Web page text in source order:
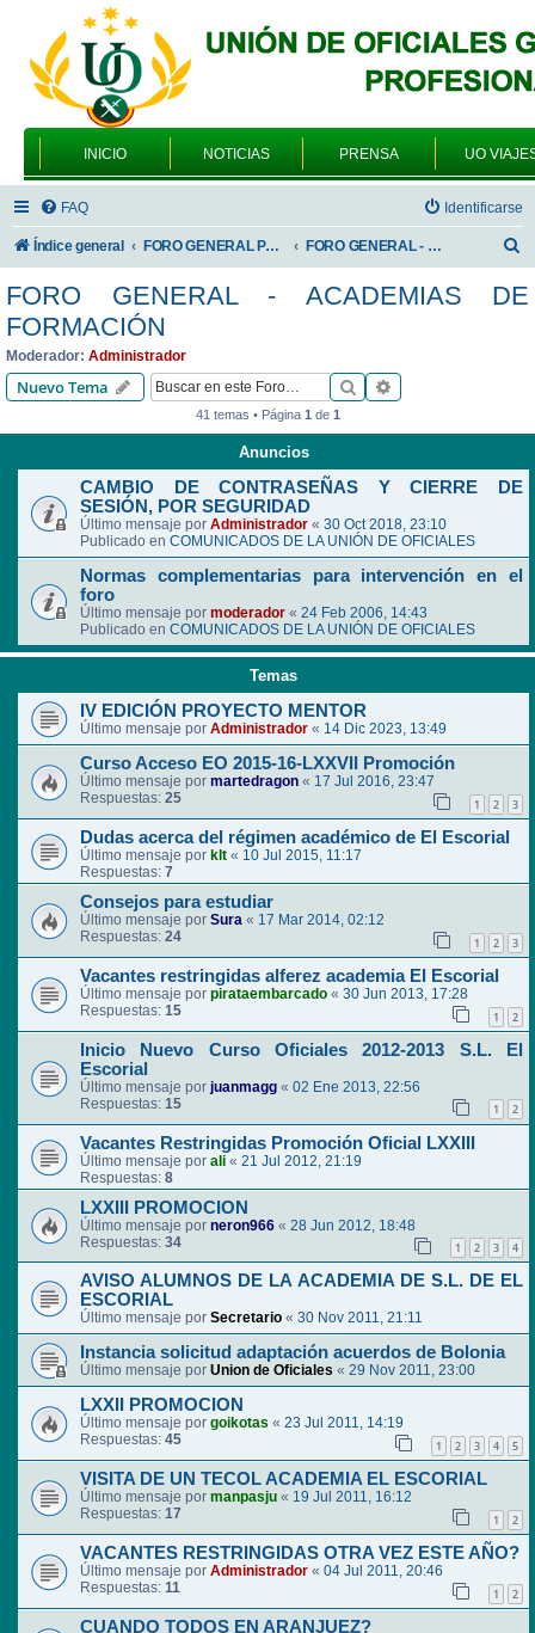
INICIO NOTICIAS PRENSA UO
FAQ Identificarse
Índice general FORO GENERAL PARA TODOS LOS USUARIOS FORO GENERAL - ACADEMIAS DE FORMACIÓN
s
FORO GENERAL - ACADEMIAS DE
FORMACIÓN
Moderador: Administrador
Nuevo Tema Buscar
41 temas • Página 1de 1
Anuncios
CAMBIO DE CONTRASEÑAS Y CIERRE DE
SESIÓN, POR SEGURIDAD
Último mensaje por Administrador « 30 Oct 2018, 23:10
Publicado en COMUNICADOS DE LA UNIÓN DE OFICIALES
Normas complementarias para intervención en el
foro
Último mensaje por moderador « 24 Feb 2006, 14:43
Publicado en COMUNICADOS DE LA UNIÓN DE OFICIALES
Temas
IV EDICIÓN PROYECTO MENTOR
Último mensaje por Administrador « 14 Dic 2023, 13:49
Curso Acceso EO 2015-16-LXXVII Promoción
Último mensaje por martedragon « 17 Jul 2016, 23:47
Respuestas: 25 1 2 3
Dudas acerca del régimen académico de El Escorial
Último mensaje por klt « 10 Jul 2015, 11:17
Respuestas: 7
Consejos para estudiar
Último mensaje por Sura « 17 Mar 2014, 02:12
Respuestas: 24 1 2 3
Vacantes restringidas alferez academia El Escorial
Último mensaje por pirataembarcado « 30 Jun 2013, 17:28
Respuestas: 15 1 2
Inicio Nuevo Curso Oficiales 2012-2013 S.L. El
Escorial
Último mensaje por juanmagg « 02 Ene 2013, 22:56
Respuestas: 15 1 2
Vacantes Restringidas Promoción Oficial LXXIII
Último mensaje por ali « 21 Jul 2012, 21:19
Respuestas: 8
LXXIII PROMOCION
Último mensaje por neron966 « 28 Jun 2012, 18:48
Respuestas: 34 1 2 3 4
AVISO ALUMNOS DE LA ACADEMIA DE S.L. DE EL
ESCORIAL
Último mensaje por Secretario « 30 Nov 2011, 21:11
Instancia solicitud adaptación acuerdos de Bolonia
Último mensaje por Union de Oficiales « 29 Nov 2011, 23:00
LXXII PROMOCION
Último mensaje por goikotas « 23 Jul 2011, 14:19
Respuestas: 45 1 2 3 4 5
VISITA DE UN TECOL ACADEMIA EL ESCORIAL
Último mensaje por manpasju « 19 Jul 2011, 16:12
Respuestas: 17 1 2
VACANTES RESTRINGIDAS OTRA VEZ ESTE AÑO?
Último mensaje por Administrador « 04 Jul 2011, 20:46
Respuestas: 11 1 2
CUANDO TODOS EN ARANJUEZ?